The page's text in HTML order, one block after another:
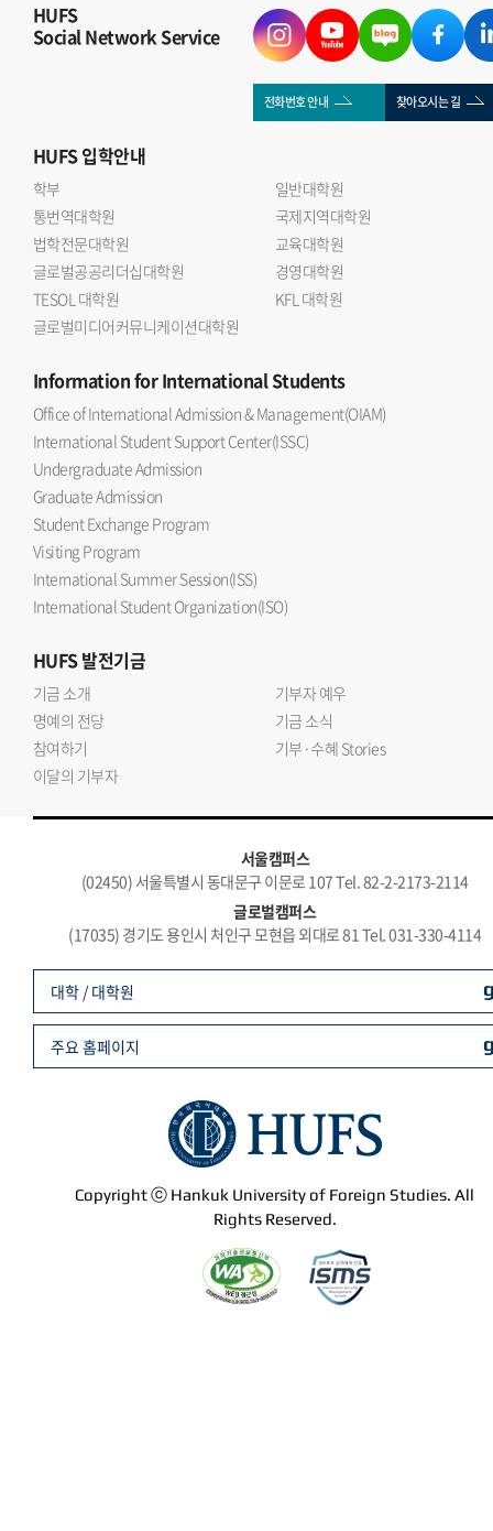
HUFS
Social Network Service
전화번호 안내 찾아오시는 길
HUFS입학안내
학부
일반대학원
통번역대학원
국제지역대학원
법학전문대학원
교육대학원
글로벌공공리더십대학원
경영대학원
TESOL 대학원
KFL 대학원
글로벌미디어커뮤니케이션대학원
Informationfor International Students
Office of International Admission & Management(OIAM)
International Student Support Center(ISSC)
Undergraduate Admission
Graduate Admission
Student Exchange Program
Visiting Program
International Summer Session(ISS)
International Student Organization(ISO)
HUFS발전기금
기금 소개
기부자 예우
명예의 전당
기금 소식
참여하기
기부·수혜 Stories
이달의 기부자
서울캠퍼스
(02450) 서울특별시 동대문구 이문로 107 Tel. 82-2-2173-2114
글로벌캠퍼스
(17035) 경기도 용인시 처인구 모현읍 외대로 81 Tel. 031-330-4114
Copyright ⓒ Hankuk University of Foreign Studies. All
Rights Reserved.
대학 / 대학원
주요 홈페이지